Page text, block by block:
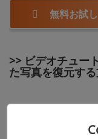
無料お試し
>> ビデオチュー
た写真を復元す